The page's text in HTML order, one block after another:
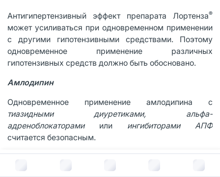
Антигипертензивный эффект препарата Лортенза®
может усиливаться при одновременном применении
с другими гипотензивными средствами. Поэтому
одновременное применение различных
гипотензивных средств должно быть обосновано.
Амлодипин
Одновременное применение амлодипина с
тиазидными диуретиками, альфа-
адреноблокаторамиили ингибиторами АПФ
считается безопасным.
В отличие от других БМКК клинически значимого
взаимодействия амлодипина (III поколение БМКК) не